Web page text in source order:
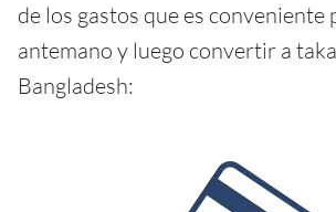
de los gastos que es conveniente
antemano y luego convertir a
Bangladesh: